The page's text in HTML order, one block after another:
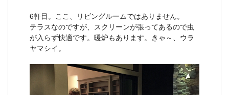
6軒目。ここ、リビングルームではありません。
テラスなのですが、スクリーンが張ってあるので虫
が入らず快適です。暖炉もあります。きゃ～、ウラ
ヤマシイ。